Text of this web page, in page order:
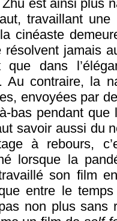
est ainsi plus
travaillant
cinéaste
jamais
dans
Au contraire, la
envoyées par
bas pendant
savoir aussi du
à rebours,
lorsque la
son film
entre le
non plus sans